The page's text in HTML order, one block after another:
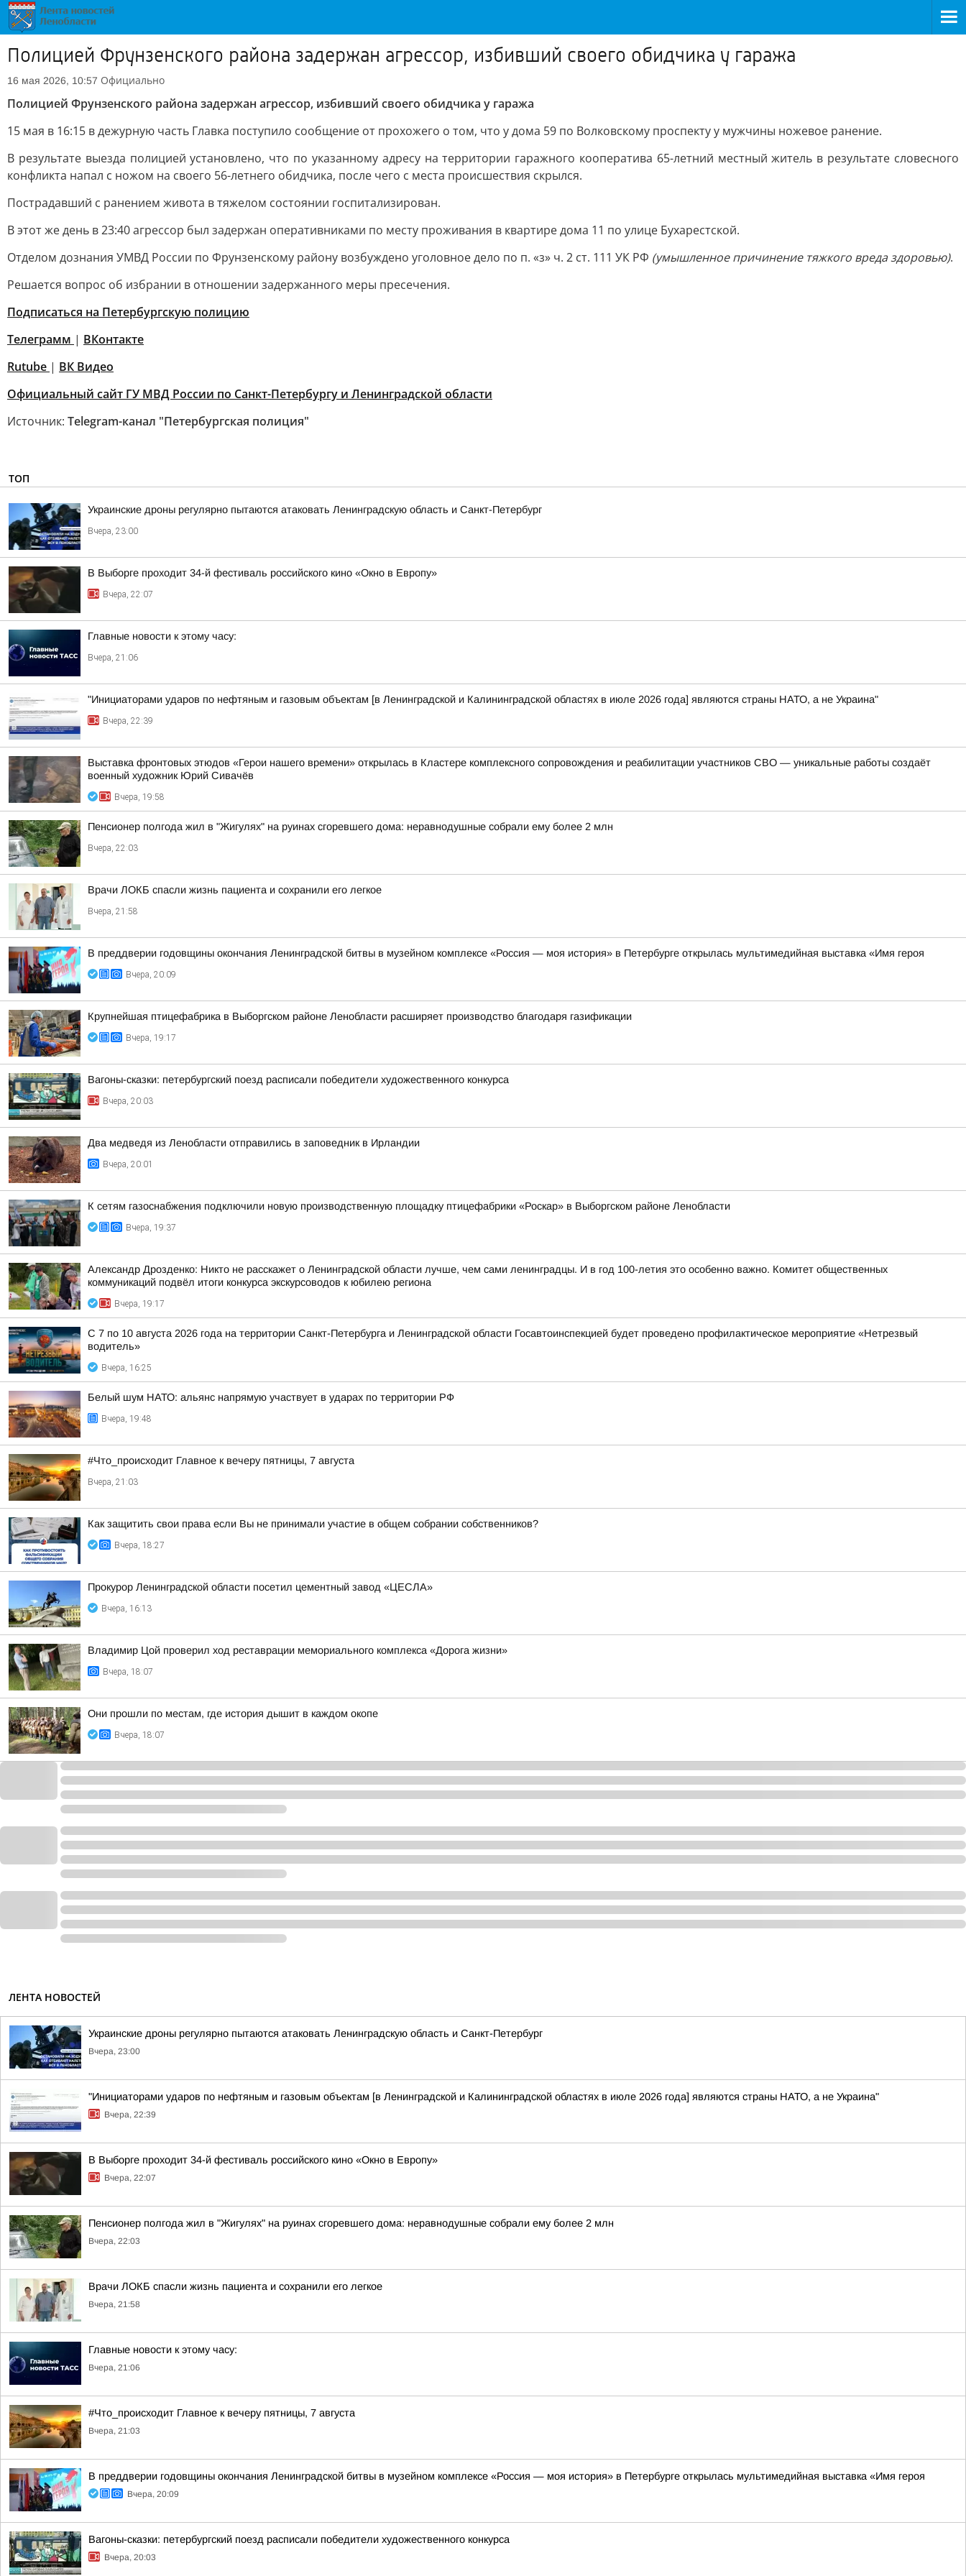
Полицией Фрунзенского района задержан агрессор, избивший своего обидчика у гаража
16 мая 2026, 10:57 Официально
Полицией Фрунзенского района задержан агрессор, избивший своего обидчика у гаража
15 мая в 16:15 в дежурную часть Главка поступило сообщение от прохожего о том, что у дома 59 по Волковскому проспекту у мужчины ножевое ранение.
В результате выезда полицией установлено, что по указанному адресу на территории гаражного кооператива 65-летний местный житель в результате словесного
конфликта напал с ножом на своего 56-летнего обидчика, после чего с места происшествия скрылся.
Пострадавший с ранением живота в тяжелом состоянии госпитализирован.
В этот же день в 23:40 агрессор был задержан оперативниками по месту проживания в квартире дома 11 по улице Бухарестской.
Отделом дознания УМВД России по Фрунзенскому району возбуждено уголовное дело по п. «з» ч. 2 ст. 111 УК РФ (умышленное причинение тяжкого вреда здоровью).
Решается вопрос об избрании в отношении задержанного меры пресечения.
Подписаться на Петербургскую полицию
Телеграмм | ВКонтакте
Rutube | ВК Видео
Официальный сайт ГУ МВД России по Санкт-Петербургу и Ленинградской области
Источник: Telegram-канал "Петербургская полиция"
ТОП
Украинские дроны регулярно пытаются атаковать Ленинградскую область и Санкт-Петербург
Вчера, 23:00
В Выборге проходит 34-й фестиваль российского кино «Окно в Европу»
Вчера, 22:07
Главные новости к этому часу:
Вчера, 21:06
"Инициаторами ударов по нефтяным и газовым объектам [в Ленинградской и Калининградской областях в июле 2026 года] являются страны НАТО, а не Украина"
Вчера, 22:39
Выставка фронтовых этюдов «Герои нашего времени» открылась в Кластере комплексного сопровождения и реабилитации участников СВО — уникальные работы создаёт
военный художник Юрий Сивачёв
Вчера, 19:58
Пенсионер полгода жил в "Жигулях" на руинах сгоревшего дома: неравнодушные собрали ему более 2 млн
Вчера, 22:03
Врачи ЛОКБ спасли жизнь пациента и сохранили его легкое
Вчера, 21:58
В преддверии годовщины окончания Ленинградской битвы в музейном комплексе «Россия — моя история» в Петербурге открылась мультимедийная выставка «Имя героя
Вчера, 20:09
Крупнейшая птицефабрика в Выборгском районе Ленобласти расширяет производство благодаря газификации
Вчера, 19:17
Вагоны-сказки: петербургский поезд расписали победители художественного конкурса
Вчера, 20:03
Два медведя из Ленобласти отправились в заповедник в Ирландии
Вчера, 20:01
К сетям газоснабжения подключили новую производственную площадку птицефабрики «Роскар» в Выборгском районе Ленобласти
Вчера, 19:37
Александр Дрозденко: Никто не расскажет о Ленинградской области лучше, чем сами ленинградцы. И в год 100-летия это особенно важно. Комитет общественных
коммуникаций подвёл итоги конкурса экскурсоводов к юбилею региона
Вчера, 19:17
С 7 по 10 августа 2026 года на территории Санкт-Петербурга и Ленинградской области Госавтоинспекцией будет проведено профилактическое мероприятие «Нетрезвый
водитель»
Вчера, 16:25
Белый шум НАТО: альянс напрямую участвует в ударах по территории РФ
Вчера, 19:48
#Что_происходит Главное к вечеру пятницы, 7 августа
Вчера, 21:03
Как защитить свои права если Вы не принимали участие в общем собрании собственников?
Вчера, 18:27
Прокурор Ленинградской области посетил цементный завод «ЦЕСЛА»
Вчера, 16:13
Владимир Цой проверил ход реставрации мемориального комплекса «Дорога жизни»
Вчера, 18:07
Они прошли по местам, где история дышит в каждом окопе
Вчера, 18:07
ЛЕНТА НОВОСТЕЙ
Украинские дроны регулярно пытаются атаковать Ленинградскую область и Санкт-Петербург
Вчера, 23:00
"Инициаторами ударов по нефтяным и газовым объектам [в Ленинградской и Калининградской областях в июле 2026 года] являются страны НАТО, а не Украина"
Вчера, 22:39
В Выборге проходит 34-й фестиваль российского кино «Окно в Европу»
Вчера, 22:07
Пенсионер полгода жил в "Жигулях" на руинах сгоревшего дома: неравнодушные собрали ему более 2 млн
Вчера, 22:03
Врачи ЛОКБ спасли жизнь пациента и сохранили его легкое
Вчера, 21:58
Главные новости к этому часу:
Вчера, 21:06
#Что_происходит Главное к вечеру пятницы, 7 августа
Вчера, 21:03
В преддверии годовщины окончания Ленинградской битвы в музейном комплексе «Россия — моя история» в Петербурге открылась мультимедийная выставка «Имя героя
Вчера, 20:09
Вагоны-сказки: петербургский поезд расписали победители художественного конкурса
Вчера, 20:03